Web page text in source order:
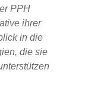
PPH
ihrer
in die
die sie